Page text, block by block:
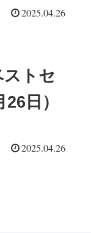
2025.04.26
トセ
日）
2025.04.26